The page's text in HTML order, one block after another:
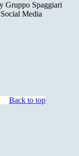
Gruppo Spaggiari
Media
Back to top